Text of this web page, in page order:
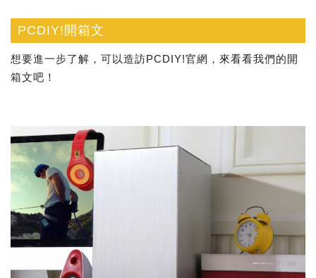
PCDIY!開箱文
想要進一步了解，可以造訪PCDIY!官網，來看看我們的開
箱文吧！